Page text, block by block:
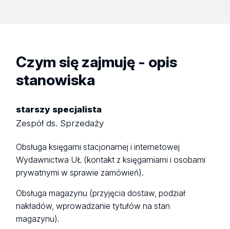
Czym się zajmuję - opis
stanowiska
starszy specjalista
Zespół ds. Sprzedaży
Obsługa księgarni stacjonarnej i internetowej
Wydawnictwa UŁ (kontakt z księgarniami i osobami
prywatnymi w sprawie zamówień).
Obsługa magazynu (przyjęcia dostaw, podział
nakładów, wprowadzanie tytułów na stan
magazynu).